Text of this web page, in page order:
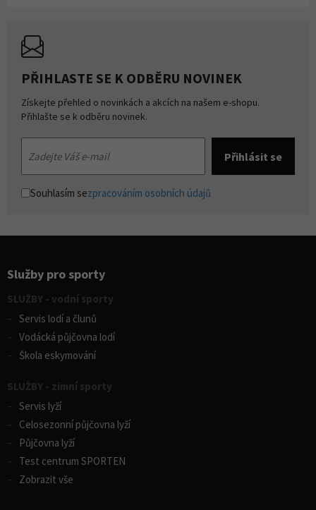
PŘIHLASTE SE K ODBĚRU NOVINEK
Získejte přehled o novinkách a akcích na našem e-shopu.
Přihlašte se k odběru novinek.
Souhlasím sezpracováním osobních údajů
Služby pro sporty
SLUŽBY - vodní sporty
Servis lodí a člunů
Vodácká půjčovna lodí
Škola eskymování
SLUŽBY - zimní sporty
Servis lyží
Celosezonní půjčovna lyží
Půjčovna lyží
Test centrum SPORTEN
Zobrazit vše